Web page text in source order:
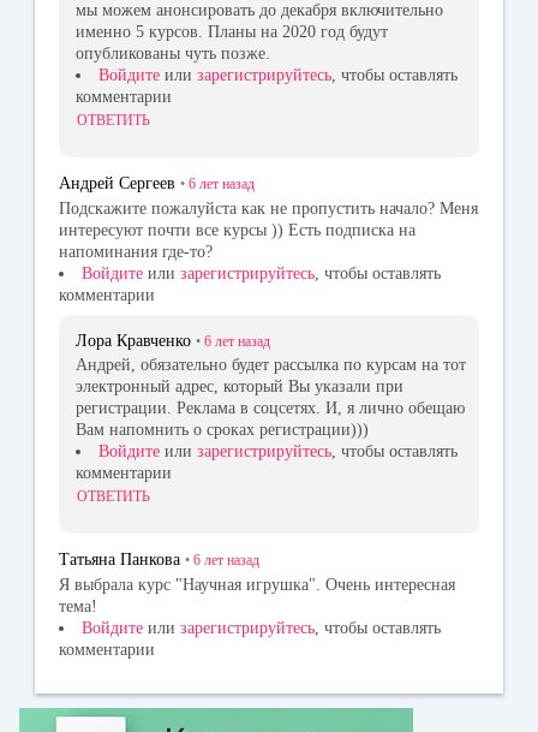
мы можем анонсировать до декабря включительно
именно 5 курсов. Планы на 2020 год будут
опубликованы чуть позже.
Войдите или зарегистрируйтесь, чтобы оставлять
комментарии
ОТВЕТИТЬ
Андрей Сергеев • 6 лет назад
Подскажите пожалуйста как не пропустить начало? Меня
интересуют почти все курсы )) Есть подписка на
напоминания где-то?
Войдите или зарегистрируйтесь , чтобы оставлять
комментарии
Лора Кравченко • 6 лет назад
Андрей, обязательно будет рассылка по курсам на тот
электронный адрес, который Вы указали при
регистрации. Реклама в соцсетях. И, я лично обещаю
Вам напомнить о сроках регистрации)))
Войдите или зарегистрируйтесь, чтобы оставлять
комментарии
ОТВЕТИТЬ
Татьяна Панкова • 6 лет назад
Я выбрала курс "Научная игрушка". Очень интересная
тема!
Войдите или зарегистрируйтесь , чтобы оставлять
комментарии